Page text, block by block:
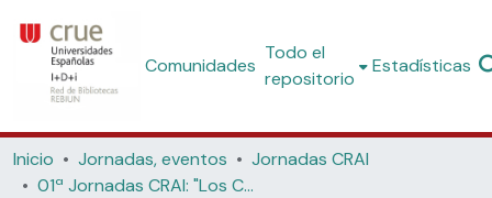
Comunidades
Todo el
repositorio
Estadísticas
Inicio Jornadas, eventos
Jornadas CRAI
01ª Jornadas CRAI: "Los Centros para Recursos del Aprendizaje y la Investigación: nuevos espacios arquitectónicos para el apoyo a la innovación docente. (Universitat de les Illes Balears, 2003)